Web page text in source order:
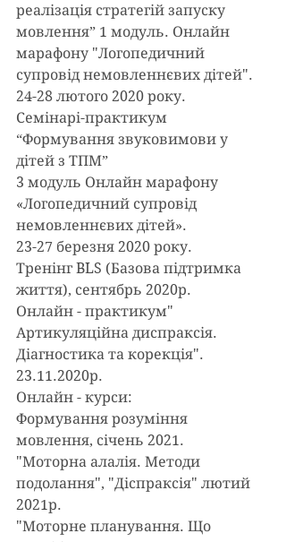
реалізація стратегій запуску
мовлення” 1 модуль. Онлайн
марафону "Логопедичний
супровід немовленнєвих дітей".
24-28 лютого 2020 року.
Семінарі-практикум
“Формування звуковимови у
дітей з ТПМ”
3 модуль Онлайн марафону
«Логопедичний супровід
немовленнєвих дітей».
23-27 березня 2020 року.
Тренінг BLS (Базова підтримка
життя), сентябрь 2020р.
Онлайн - практикум"
Артикуляційна диспраксія.
Діагностика та корекція".
23.11.2020р.
Онлайн - курси:
Формування розуміння
мовлення, січень 2021.
"Моторна алалія. Методи
подолання", "Діспраксія" лютий
2021р.
"Моторне планування. Що